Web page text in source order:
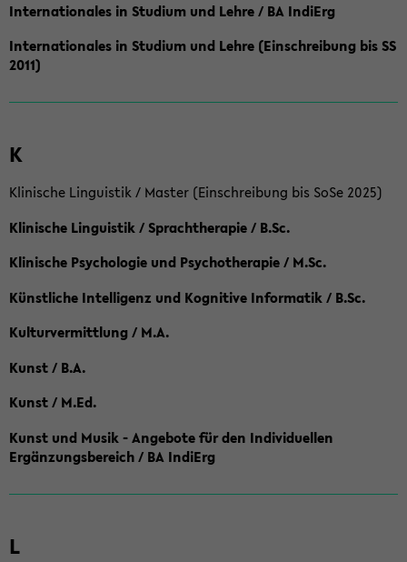
Internationales in Studium und Lehre / BA IndiErg
Internationales in Studium und Lehre (Einschreibung bis SS
2011)
K
Klinische Linguistik / Master (Einschreibung bis SoSe 2025)
Klinische Linguistik / Sprachtherapie / B.Sc.
Klinische Psychologie und Psychotherapie / M.Sc.
Künstliche Intelligenz und Kognitive Informatik / B.Sc.
Kulturvermittlung / M.A.
Kunst / B.A.
Kunst / M.Ed.
Kunst und Musik - Angebote für den Individuellen
Ergänzungsbereich / BA IndiErg
L